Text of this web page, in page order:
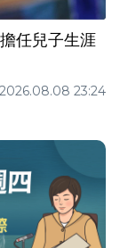
任兒子生涯
2026.08.08 23:24